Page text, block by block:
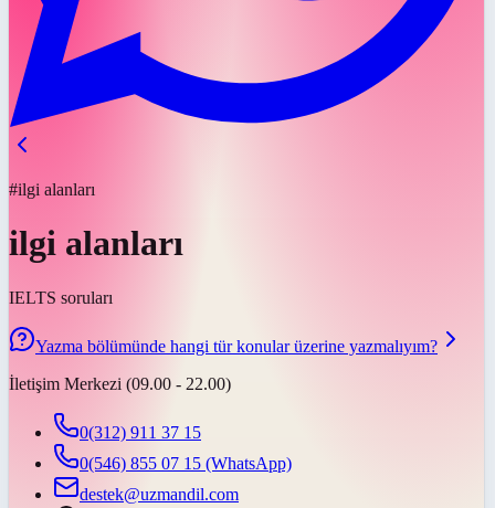
#ilgi alanları
ilgi alanları
IELTS soruları
Yazma bölümünde hangi tür konular üzerine yazmalıyım?
İletişim Merkezi (09.00 - 22.00)
0(312) 911 37 15
0(546) 855 07 15 (WhatsApp)
destek@uzmandil.com